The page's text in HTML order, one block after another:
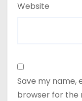
Website
Save my name,
browser for the